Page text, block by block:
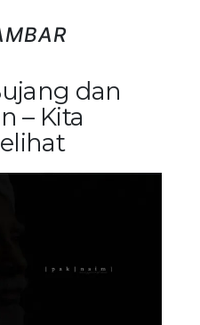
dan
– Kita